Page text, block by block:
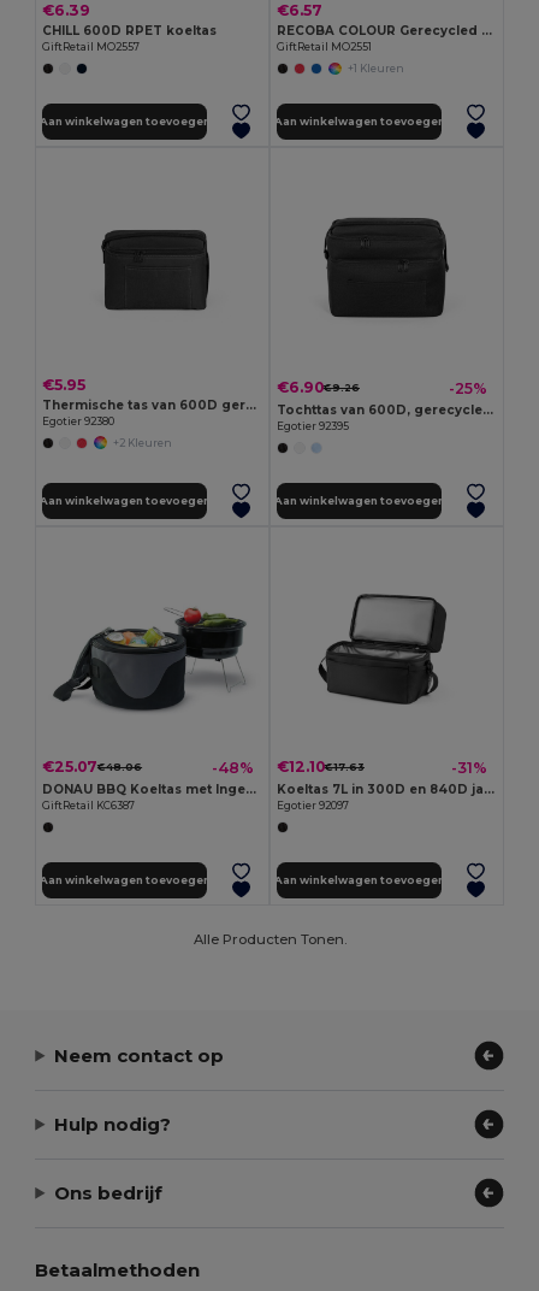
€6.39
CHILL 600D RPET koeltas
GiftRetail MO2557
Aan winkelwagen toevoegen
€6.57
RECOBA COLOUR Gerecycled katoenen koeltas
GiftRetail MO2551
+1 Kleuren
Aan winkelwagen toevoegen
€5.95
Thermische tas van 600D gerecycled polyester met verstelbare riem
Egotier 92380
+2 Kleuren
Aan winkelwagen toevoegen
€6.90€9.26 -25%
Tochttas van 600D, gerecycled polyester, met verstelbare schouderband
Egotier 92395
Aan winkelwagen toevoegen
€25.07€48.06 -48%
DONAU BBQ Koeltas met Ingebouwde Grill
GiftRetail KC6387
Aan winkelwagen toevoegen
€12.10€17.63 -31%
Koeltas 7L in 300D en 840D jacquard
Egotier 92097
Aan winkelwagen toevoegen
Alle Producten Tonen.
Neem contact op
Hulp nodig?
Ons bedrijf
Betaalmethoden